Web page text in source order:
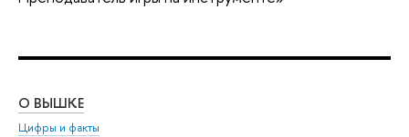
О ВЫШКЕ
Цифры и факты